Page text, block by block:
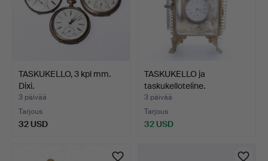
TASKUKELLO, 3 kpl mm.
Dixi.
3 päivää
Tarjous
32 USD
TASKUKELLO ja
taskukelloteline.
3 päivää
Tarjous
32 USD